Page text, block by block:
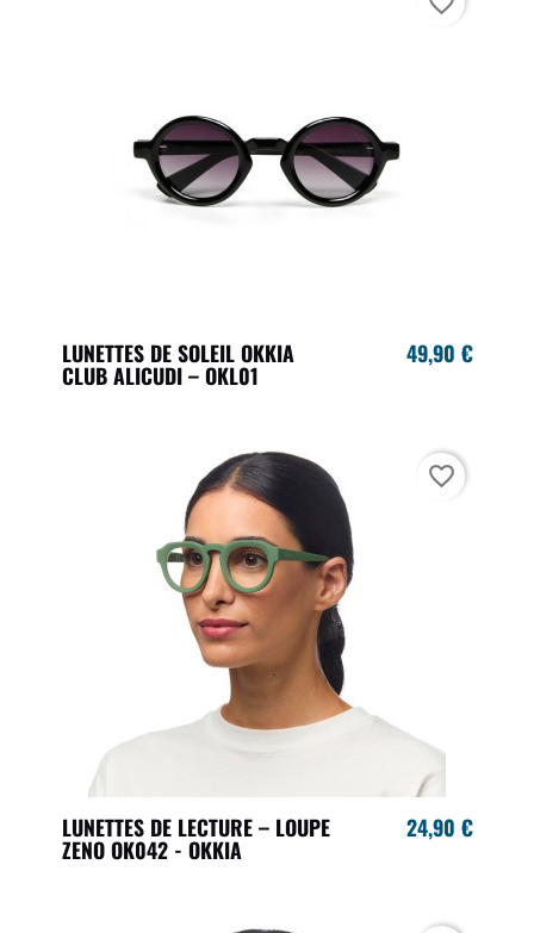
LUNETTES DE SOLEIL OKKIA
CLUB ALICUDI – OKL01
49,90 €
LUNETTES DE LECTURE – LOUPE
ZENO OK042 - OKKIA
24,90 €
favorite_border